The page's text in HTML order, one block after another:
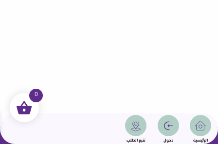
الرئيسية دخول تتبع الطلب
جميع الحقوق محفوظة | سمامة 2025 | دولة قطر
0